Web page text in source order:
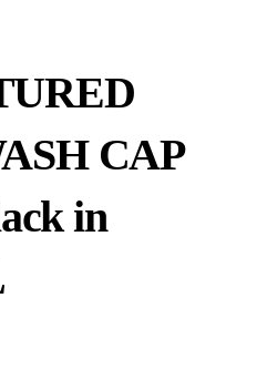
CAP
in